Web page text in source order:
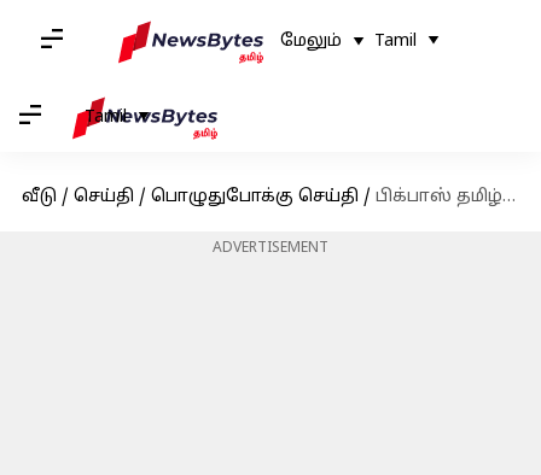
மேலும் Tamil
Tamil
வீடு / செய்தி / பொழுதுபோக்கு செய்தி / பிக்பாஸ் தமிழ் 8: இந்த வாரம் இவர் தான் வெளியேற போகிறாரா?
ADVERTISEMENT